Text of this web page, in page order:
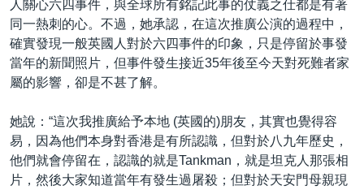
人關心六四事件，與全球所有銘記此事的仗義之仕都是有著
同一熱刺的心。不過，她承認，在這次推廣公演的過程中，
確實發現一般英國人對於六四事件的印象，只是停留於事發
當年的新聞照片，但事件發生接近35年後至今天對死難者家
屬的影響，卻是不甚了解。
她說：“這次我推廣給予本地 (英國的)朋友，其實也覺得容
易，因為他們本身對香港是有所認識，但對於八九年歷史，
他們就會停留在，認識的就是Tankman，就是坦克人那張相
片，然後大家知道當年有發生過屠殺；但對於天安門母親現